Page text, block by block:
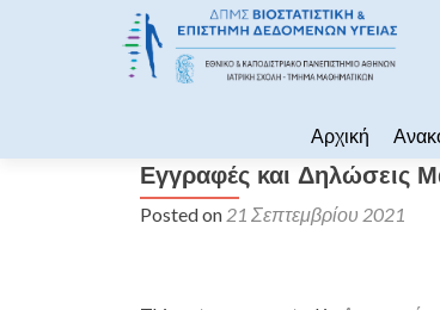
Αρχική
Εγγραφές και Δηλώσεις
Posted on 21 Σεπτεμβρίου 2021